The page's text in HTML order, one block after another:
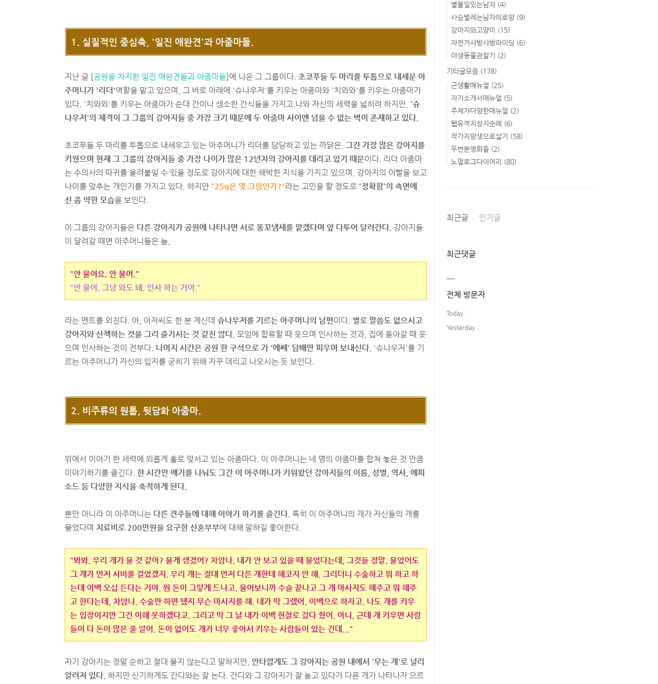
1. 실질적인 중심축, '일진 애완견'과 아줌마들.
지난 글 [공원을 차지한 일진 애완견들과 아줌마들]에 나온 그 그룹이다. 초코푸들 두 마리를 투톱으로 내세운 아
주머니가 '리더'역할을 맡고 있으며, 그 바로 아래에 '슈나우저'를 키우는 아줌마와 '치와와'를 키우는 아줌마가
있다. '치와와'를 키우는 아줌마가 순대 간이나 생소한 간식들을 가지고 나와 자신의 세력을 넓히려 하지만, '슈
나우저'의 체격이 그 그룹의 강아지들 중 가장 크기 때문에 두 아줌마 사이엔 넘을 수 없는 벽이 존재하고 있다.
초코푸들 두 마리를 투톱으로 내세우고 있는 아주머니가 리더를 담당하고 있는 까닭은, 그간 가장 많은 강아지를
키웠으며 현재 그 그룹의 강아지들 중 가장 나이가 많은 12년차의 강아지를 데리고 있기 때문이다. 리더 아줌마
는 수의사의 따귀를 올려붙일 수 있을 정도로 강아지에 대한 해박한 지식을 가지고 있으며, 강아지의 이빨을 보고
나이를 맞추는 개인기를 가지고 있다. 하지만 "25g은 몇 그람인가?"라는 고민을 할 정도로 '정확함'의 측면에
선 좀 약한 모습을 보인다.
이 그룹의 강아지들은 다른 강아지가 공원에 나타나면 서로 똥꼬냄새를 맡겠다며 앞 다투어 달려간다. 강아지들
이 달려갈 때면 아주머니들은 늘,
"안 물어요. 안 물어."
"안 물어. 그냥 와도 돼. 인사 하는 거야."
라는 멘트를 외친다. 아, 아저씨도 한 분 계신데 슈나우저를 기르는 아주머니의 남편이다. 별로 말씀도 없으시고
강아지와 산책하는 것을 그리 즐기시는 것 같진 않다. 모임에 합류할 때 웃으며 인사하는 것과, 집에 돌아갈 때 웃
으며 인사하는 것이 전부다. 나머지 시간은 공원 한 구석으로 가 '에쎄' 담배만 피우며 보내신다. '슈나우저'를 기
르는 아주머니가 자신의 입지를 굳히기 위해 자꾸 데리고 나오시는 듯 보인다.
2. 비주류의 원톱, 뒷담화 아줌마.
위에서 이야기 한 세력에 외롭게 홀로 맞서고 있는 아줌마다. 이 아주머니는 네 명의 아줌마를 합쳐 놓은 것 만큼
이야기하기를 즐긴다. 한 시간만 얘기를 나눠도 그간 이 아주머니가 키워왔던 강아지들의 이름, 성별, 역사, 에피
소드 등 다양한 지식을 축적하게 된다.
뿐만 아니라 이 아주머니는 다른 견주들에 대해 이야기 하기를 즐긴다. 특히 이 아주머니의 개가 자신들의 개를
물었다며 치료비로 200만원을 요구한 신혼부부에 대해 말하길 좋아한다.
"봐봐. 우리 개가 물 것 같아? 물게 생겼어? 차암나. 내가 안 보고 있을 때 물었다는데, 그것들 정말. 물었어도
그 개가 먼저 시비를 걸었겠지. 우리 개는 절대 먼저 다른 개한테 해코지 안 해. 그러더니 수술하고 뭐 하고 하
는데 이백 오십 든다는 거야. 뭔 돈이 그렇게 드냐고. 물어보니까 수슬 끝나고 그 개 마사지도 해주고 뭐 해주
고 한다는데, 차암나. 수술만 하면 됐지 무슨 마사지를 해. 내가 딱 그랬어. 이백으로 하자고. 나도 개를 키우
는 입장이지만 그건 이해 못하겠다고. 그리고 딱 그 날 내가 이백 현찰로 갔다 줬어. 아니, 근데 개 키우면 사람
들이 다 돈이 많은 줄 알어. 돈이 없어도 개가 너무 좋아서 키우는 사람들이 있는 건데..."
자기 강아지는 정말 순하고 절대 물지 않는다고 말하지만, 안타깝게도 그 강아지는 공원 내에서 '무는 개'로 널리
알려져 있다. 하지만 신기하게도 간디와는 잘 논다. 간디와 그 강아지가 잘 놀고 있다가 다른 개가 나타나자 으르
별볼일있는남자 (4)
사슴벌레는남자의로망 (9)
강아지와고양이 (15)
자전거샤방샤방라이딩 (6)
야생동물관찰기 (2)
기타글모음 (178)
군생활매뉴얼 (25)
자기소개서매뉴얼 (5)
주제가다양한매뉴얼 (2)
웹유적지성지순례 (6)
작가지망생으로살기 (58)
두번본영화들 (2)
노멀로그다이어리 (80)
최근글 인기글
최근댓글
전체 방문자
Today :
Yesterday :